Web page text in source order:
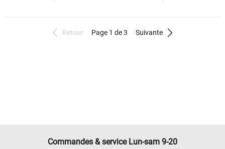
Retour Page 1 de 3 Suivante
Commandes & service Lun-sam 9-20